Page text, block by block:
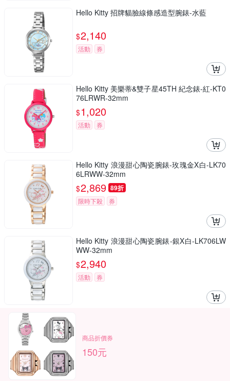
Hello Kitty 招牌貓臉線條感造型腕錶-水藍
$2,140
活動 券
Hello Kitty 美樂蒂&雙子星45TH 紀念錶-紅-KT0
76LRWR-32mm
$1,020
活動 券
Hello Kitty 浪漫甜心陶瓷腕錶-玫瑰金X白-LK70
6LRWW-32mm
$2,869 89折
限時下殺 券
Hello Kitty 浪漫甜心陶瓷腕錶-銀X白-LK706LW
WW-32mm
$2,940
活動 券
商品折價券
150元